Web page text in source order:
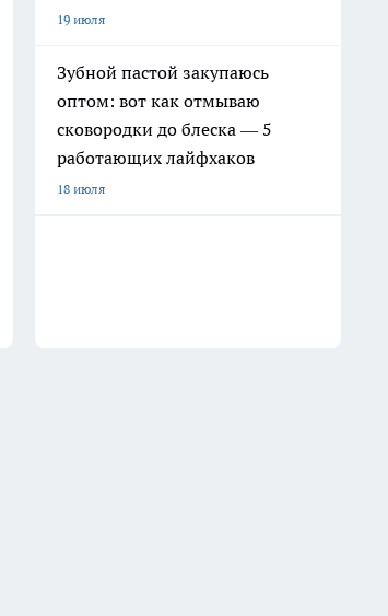
19 июля
Зубной пастой закупаюсь
оптом: вот как отмываю
сковородки до блеска — 5
работающих лайфхаков
18 июля